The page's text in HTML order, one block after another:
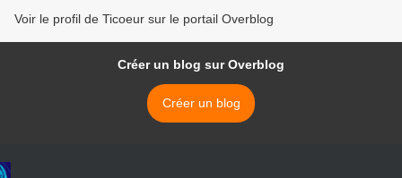
Voir le profil de Ticoeur sur le portail Overblog
Créer un blog sur Overblog
Créer un blog